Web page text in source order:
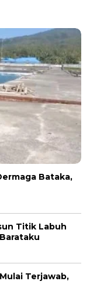
Bataka,
Titik Labuh
Terjawab,